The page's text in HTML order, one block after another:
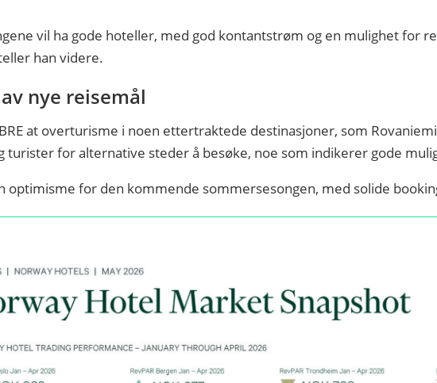
vil ha gode hoteller, med god kontantstrøm og en mulighet for
han videre.
nye reisemål
at overturisme i noen ettertraktede destinasjoner, som
turister for alternative steder å besøke, noe som indikerer gode
optimisme for den kommende sommersesongen, med solide